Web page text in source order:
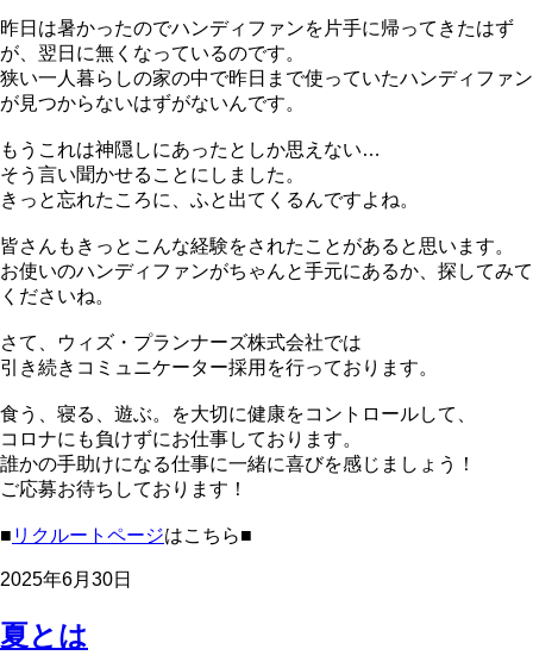
昨日は暑かったのでハンディファンを片手に帰ってきたはず
が、翌日に無くなっているのです。
狭い一人暮らしの家の中で昨日まで使っていたハンディファン
が見つからないはずがないんです。
もうこれは神隠しにあったとしか思えない…
そう言い聞かせることにしました。
きっと忘れたころに、ふと出てくるんですよね。
皆さんもきっとこんな経験をされたことがあると思います。
お使いのハンディファンがちゃんと手元にあるか、探してみて
くださいね。
さて、ウィズ・プランナーズ株式会社では
引き続きコミュニケーター採用を行っております。
食う、寝る、遊ぶ。を大切に健康をコントロールして、
コロナにも負けずにお仕事しております。
誰かの手助けになる仕事に一緒に喜びを感じましょう！
ご応募お待ちしております！
■ リクルートページはこちら■
2025年6月30日
夏とは